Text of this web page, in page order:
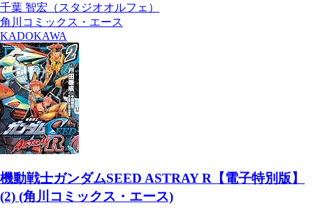
千葉 智宏（スタジオオルフェ）
角川コミックス・エース
KADOKAWA
機動戦士ガンダムSEED ASTRAY R【電子特別版】
(2) (角川コミックス・エース)